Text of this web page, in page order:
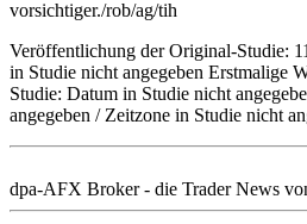
vorsichtiger./rob/ag/tih
Veröffentlichung der Original-Studie:
in Studie nicht angegeben Erstmalige
Studie: Datum in Studie nicht
angegeben / Zeitzone in Studie nicht
dpa-AFX Broker - die Trader News